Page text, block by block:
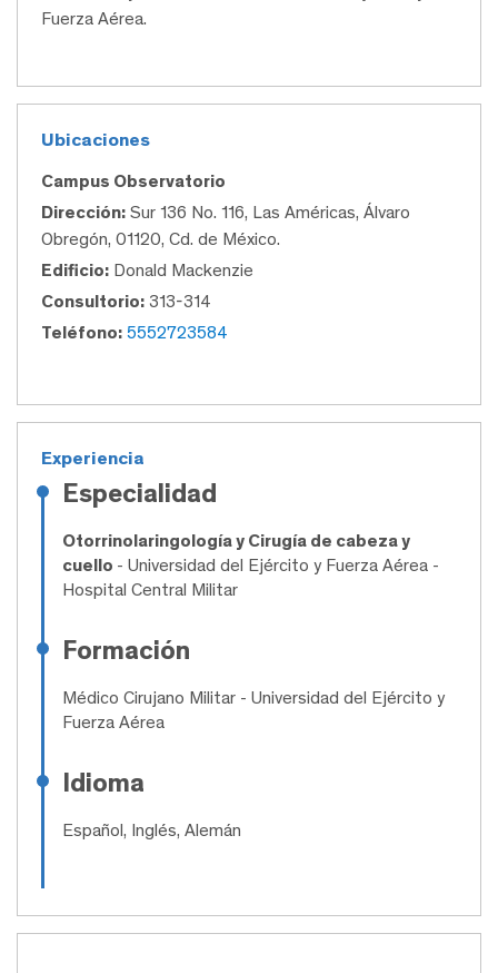
Fuerza Aérea.
Ubicaciones
Campus Observatorio
Dirección: Sur 136 No. 116, Las Américas, Álvaro
Obregón, 01120, Cd. de México.
Edificio: Donald Mackenzie
Consultorio: 313-314
Teléfono: 5552723584
Experiencia
Especialidad
Otorrinolaringología y Cirugía de cabeza y
cuello - Universidad del Ejército y Fuerza Aérea -
Hospital Central Militar
Formación
Médico Cirujano Militar - Universidad del Ejército y
Fuerza Aérea
Idioma
Español, Inglés, Alemán